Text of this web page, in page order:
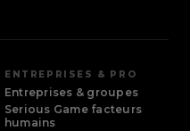
ENTREPRISES & PRO
Entreprises & groupes
Serious Game facteurs
humains